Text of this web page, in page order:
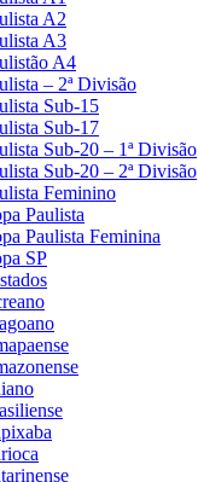
A2
A3
A4
– 2ª Divisão
Sub-15
Sub-17
Sub-20 – 1ª Divisão
Sub-20 – 2ª Divisão
Feminino
Paulista
Paulista Feminina
SP